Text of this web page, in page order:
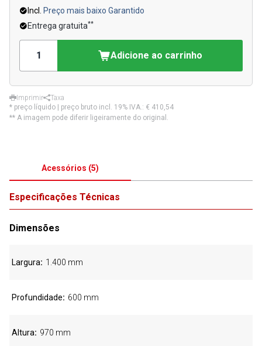
Incl.
Preço mais baixo Garantido
Entrega gratuita**
Adicione ao carrinho
Imprimir
Taxa
* preço líquido | preço bruto incl. 19% IVA.: € 410,54
** A imagem pode diferir ligeiramente do original.
Acessórios (5)
Especificações Técnicas
Dimensões
Largura 1.400 mm
Profundidade 600 mm
Altura 970 mm